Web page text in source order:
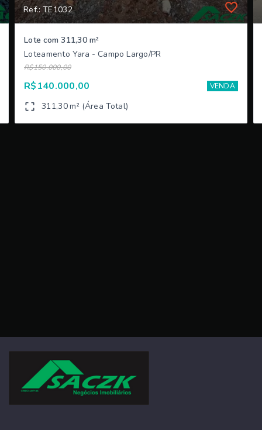
Ref.: TE1032
Lote com 311,30 m²
Loteamento Yara - Campo Largo/PR
R$150.000,00
R$140.000,00 VENDA
311,30 m² (Área Total)